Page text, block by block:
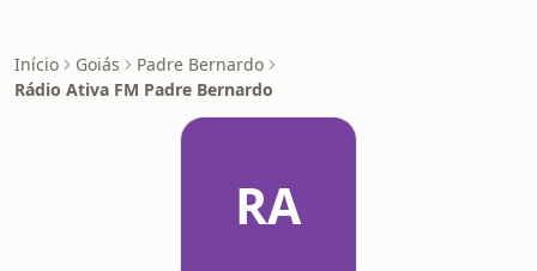
Início Goiás
Padre Bernardo
Rádio Ativa FM Padre Bernardo
RA